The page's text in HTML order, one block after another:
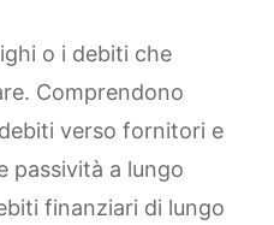
o i debiti che
Comprendono
verso fornitori e
passività a lungo
finanziari di lungo